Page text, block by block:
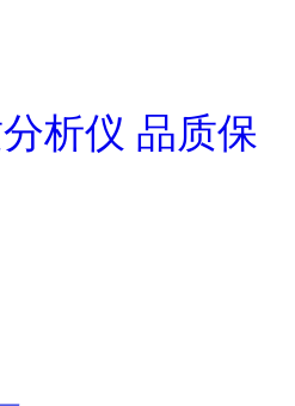
析仪 品质保